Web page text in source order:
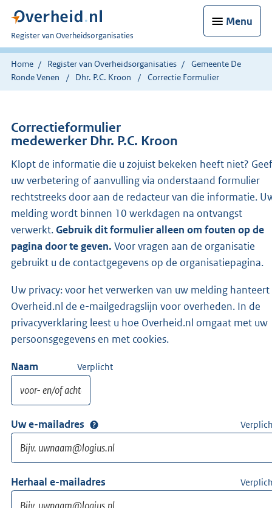
Menu
U
bent
nu
hier:
Register van Overheidsorganisaties
Home Register van Overheidsorganisaties
Gemeente De
Ronde Venen
Dhr. P.C. Kroon Correctie Formulier
Correctieformulier
medewerker Dhr. P.C. Kroon
Klopt de informatie die u zojuist bekeken heeft niet? Geef
uw verbetering of aanvulling via onderstaand formulier
rechtstreeks door aan de redacteur van die informatie.
melding wordt binnen 10 werkdagen na ontvangst
verwerkt.Gebruik dit formulier alleen om fouten op de
pagina door te geven. Voor vragen aan de organisatie
gebruikt u de contactgegevens op de organisatiepagina.
Uw privacy: voor het verwerken van uw melding hanteert
Overheid.nl de e-mailgedragslijn voor overheden. In de
privacyverklaring leest u hoe Overheid.nl omgaat met uw
persoonsgegevens en met cookies.
Naam Verplicht
Uw e-mailadres
Herhaal e-mailadres